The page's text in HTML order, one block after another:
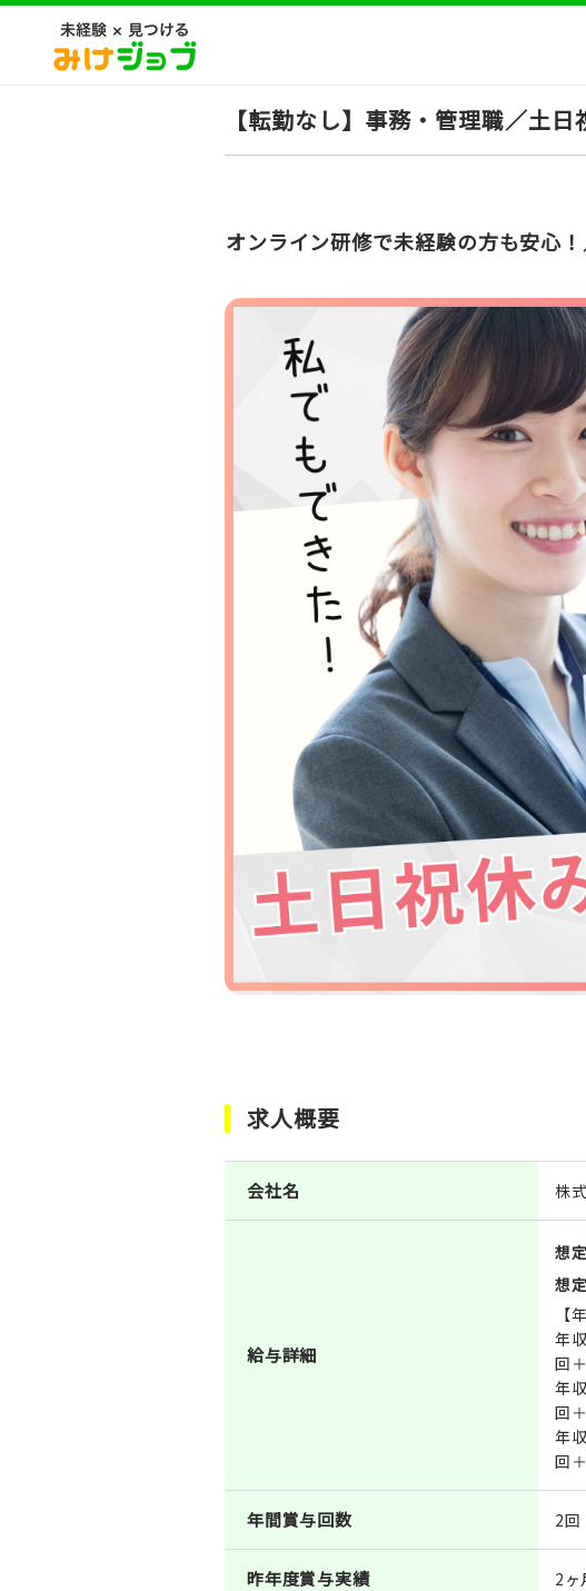
【転勤なし】事務・管理職／土
オンライン研修で未経験の方も安心
求人概要
会社名 株
給与詳細
想
想
【
年
回
年
回
年
回
年間賞与回数 2回
昨年度賞与実績 2ヶ